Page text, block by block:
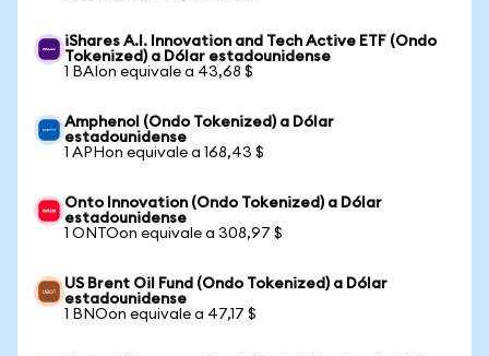
iShares A.I. Innovation and Tech Active ETF (Ondo
Tokenized) a Dólar estadounidense
1 BAIon equivale a 43,68 $
Amphenol (Ondo Tokenized) a Dólar
estadounidense
1 APHon equivale a 168,43 $
Onto Innovation (Ondo Tokenized) a Dólar
estadounidense
1 ONTOon equivale a 308,97 $
US Brent Oil Fund (Ondo Tokenized) a Dólar
estadounidense
1 BNOon equivale a 47,17 $